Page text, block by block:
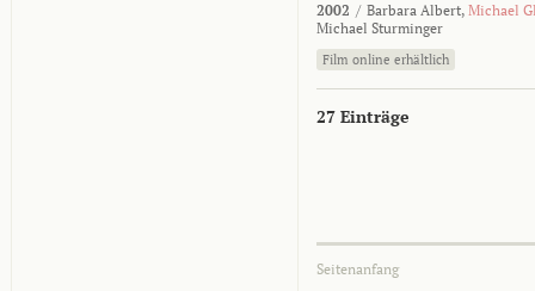
2002 / Barbara Albert, Michael
Michael Sturminger
Film online erhältlich
27 Einträge
Seitenanfang